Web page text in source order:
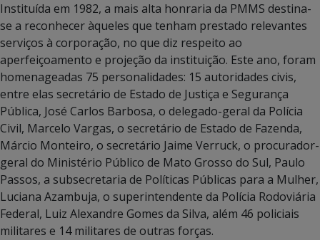
Instituída em 1982, a mais alta honraria da PMMS destina-
se a reconhecer àqueles que tenham prestado relevantes
serviços à corporação, no que diz respeito ao
aperfeiçoamento e projeção da instituição. Este ano, foram
homenageadas 75 personalidades: 15 autoridades civis,
entre elas secretário de Estado de Justiça e Segurança
Pública, José Carlos Barbosa, o delegado-geral da Polícia
Civil, Marcelo Vargas, o secretário de Estado de Fazenda,
Márcio Monteiro, o secretário Jaime Verruck, o procurador-
geral do Ministério Público de Mato Grosso do Sul, Paulo
Passos, a subsecretaria de Políticas Públicas para a Mulher,
Luciana Azambuja, o superintendente da Polícia Rodoviária
Federal, Luiz Alexandre Gomes da Silva, além 46 policiais
militares e 14 militares de outras forças.